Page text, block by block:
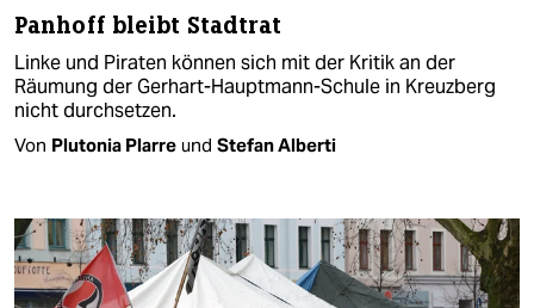
Panhoff bleibt Stadtrat
Linke und Piraten können sich mit der Kritik an der
Räumung der Gerhart-Hauptmann-Schule in Kreuzberg
nicht durchsetzen.
Von Plutonia Plarre und Stefan Alberti